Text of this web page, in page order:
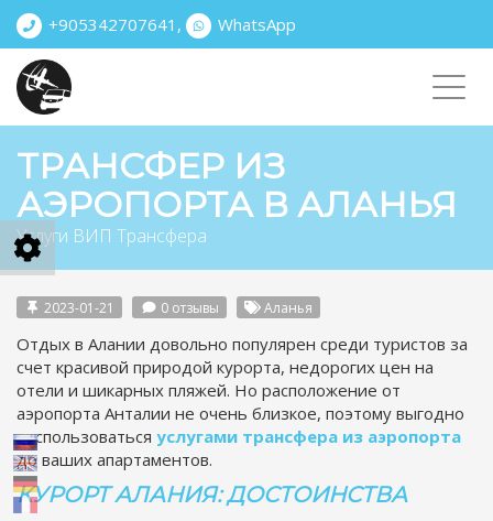
+905342707641 , WhatsApp
ТРАНСФЕР ИЗ
АЭРОПОРТА В АЛАНЬЯ
Услуги ВИП Трансфера
2023-01-21 0 отзывы Аланья
Отдых в Алании довольно популярен среди туристов за
счет красивой природой курорта, недорогих цен на
отели и шикарных пляжей. Но расположение от
аэропорта Анталии не очень близкое, поэтому выгодно
воспользоваться услугами трансфера из аэропорта
до ваших апартаментов.
КУРОРТ АЛАНИЯ: ДОСТОИНСТВА